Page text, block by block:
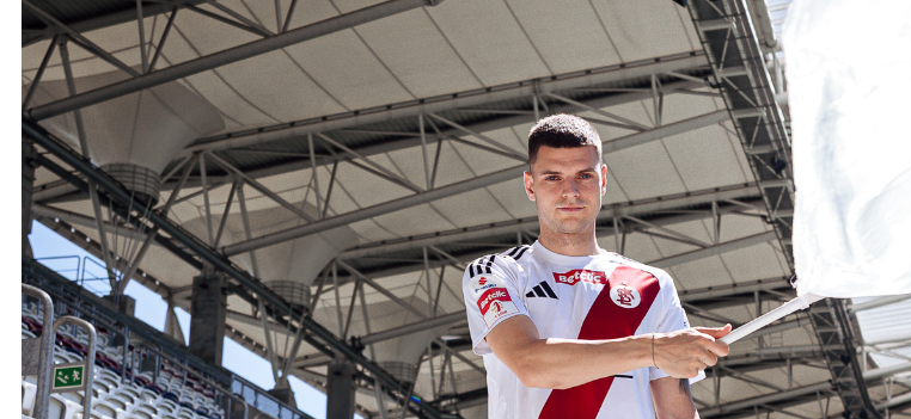
Ochrona dzieci Staże w Akademii ŁKS
Kluby partnerskie
Kontakt
SKLEP KUP BILET